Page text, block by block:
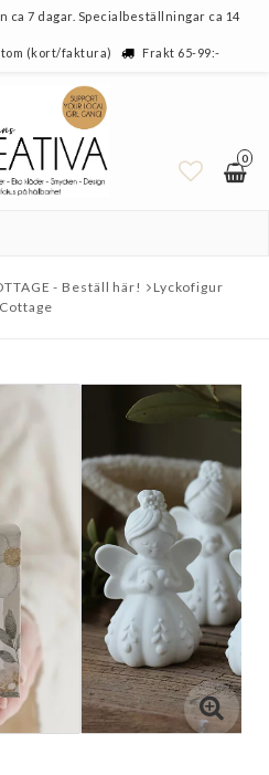
7 dagar. Specialbeställningar ca 14
(kort/faktura)
Frakt 65-99:-
0
- Beställ här!
Lyckofigur